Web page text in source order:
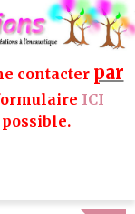
contacter par
ICI
possible.